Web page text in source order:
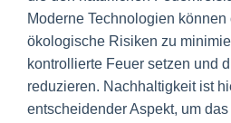
Moderne Technologien können
ökologische Risiken zu
kontrollierte Feuer setzen und
reduzieren. Nachhaltigkeit ist
entscheidender Aspekt, um